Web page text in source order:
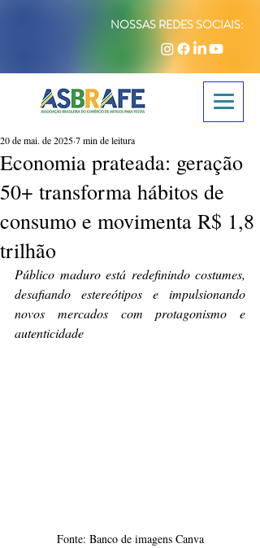
NOSSAS REDES SOCIAIS:
Economia prateada: geração
50+ transforma hábitos de
consumo e movimenta R$ 1,8
trilhão
20 de mai. de 20257 min de leitura
Público maduro está redefinindo costumes,
desafiando estereótipos e impulsionando
novos mercados com protagonismo e
autenticidade
Fonte: Banco de imagens Canva